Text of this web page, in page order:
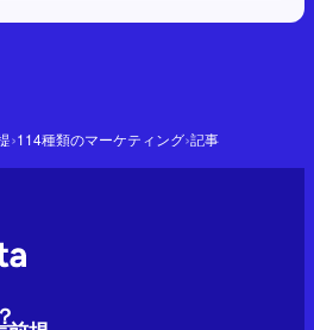
›114種類のマーケティング›記事